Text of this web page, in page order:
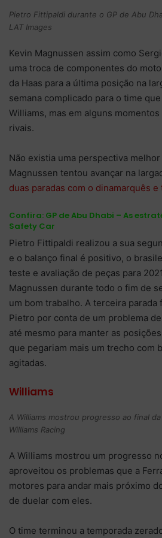
Pietro Fittipaldi durante o GP de Abu
LAT Images
Kevin Magnussen assim como
uma troca de componentes do
da Haas para a última posição na
semana complicado para o time
Williams, mas em alguns
rivais.
Não existia uma perspectiva
Magnussen tentou avançar na
duas paradas com o dinamarquês
Confira: GP de Abu Dhabi – As
Safety Car
Pietro Fittipaldi realizou a sua
e o balanço final é positivo, o
teste e avaliação de peças para
Magnussen durante todo o fim de
um bom trabalho. A terceira parada
Pietro por conta de um problema
até mesmo para manter as
que pegariam mais um trecho com
agitadas.
Williams
A Williams mostrou progresso ao final
Williams Racing
A Williams mostrou um progresso
aproveitou os problemas que a
motores para andar mais próximo
de duelar com eles.
O time terminou a temporada